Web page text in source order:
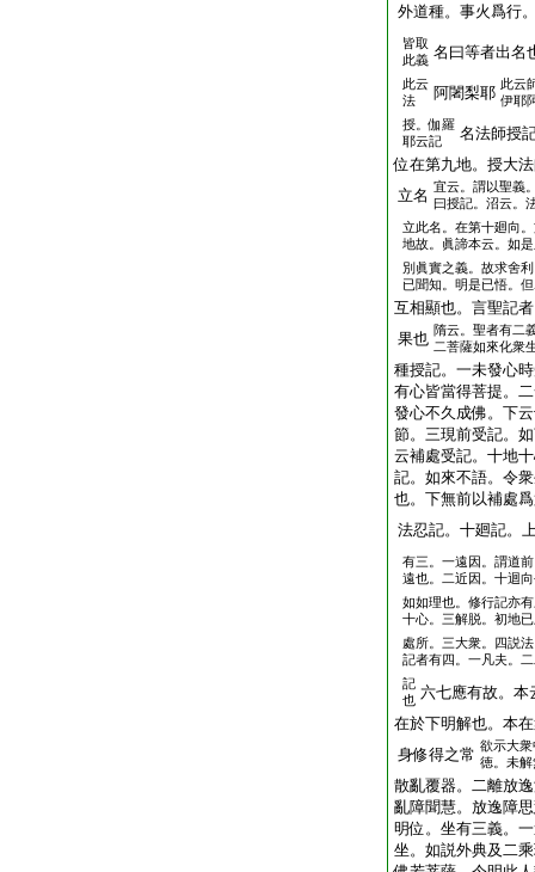
外道種。事火爲行
皆取
此義 名曰等者出名
此云
法
阿闍梨耶 此云
伊耶
授。伽羅
耶云記
名法師授
位在第九地。授大
立名 宜云。謂以聖義
曰授記。沼云。
立此名。在第十廻向
地故。眞諦本云。如
別眞實之義。故求舍
已聞知。明是已悟。
互相顯也。言聖記
果也 隋云。聖者有二
二菩薩如來化衆
種授記。一未發心
有心皆當得菩提。
發心不久成佛。下
節。三現前受記。
云補處受記。十地
記。如來不語。令
也。下無前以補處
法忍記。十廻記。
有三。一遠因。謂道
遠也。二近因。十迴
如如理也。修行記亦
十心。三解脱。初地
處所。三大衆。四説
記者有四。一凡夫。
記
也 六七應有故。本
在於下明解也。本
身修得之常 欲示大
徳。未
散亂覆器。二離放
亂障聞慧。放逸障
明位。坐有三義。
坐。如説外典及二